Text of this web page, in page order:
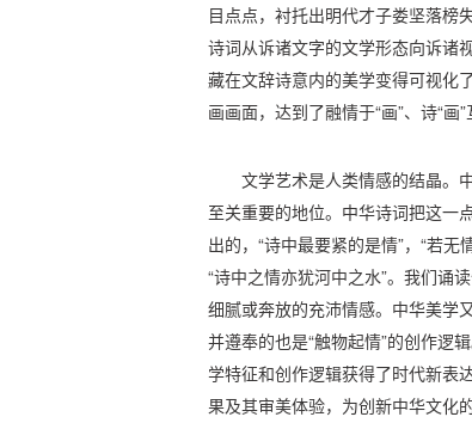
目点点，衬托出明代才子娄坚落榜
诗词从诉诸文字的文学形态向诉诸
藏在文辞诗意内的美学变得可视化
画画面，达到了融情于“画”、诗“画
文学艺术是人类情感的结晶。
至关重要的地位。中华诗词把这一
出的，“诗中最要紧的是情”，“若无
“诗中之情亦犹河中之水”。我们诵
细腻或奔放的充沛情感。中华美学
并遵奉的也是“触物起情”的创作逻
学特征和创作逻辑获得了时代新表
果及其审美体验，为创新中华文化